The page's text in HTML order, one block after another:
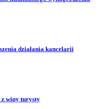
działania kancelarii
z winy turysty